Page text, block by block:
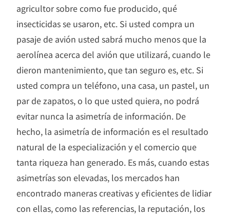
agricultor sobre como fue producido, qué
insecticidas se usaron, etc. Si usted compra un
pasaje de avión usted sabrá mucho menos que la
aerolínea acerca del avión que utilizará, cuando le
dieron mantenimiento, que tan seguro es, etc. Si
usted compra un teléfono, una casa, un pastel, un
par de zapatos, o lo que usted quiera, no podrá
evitar nunca la asimetría de información. De
hecho, la asimetría de información es el resultado
natural de la especialización y el comercio que
tanta riqueza han generado. Es más, cuando estas
asimetrías son elevadas, los mercados han
encontrado maneras creativas y eficientes de lidiar
con ellas, como las referencias, la reputación, los